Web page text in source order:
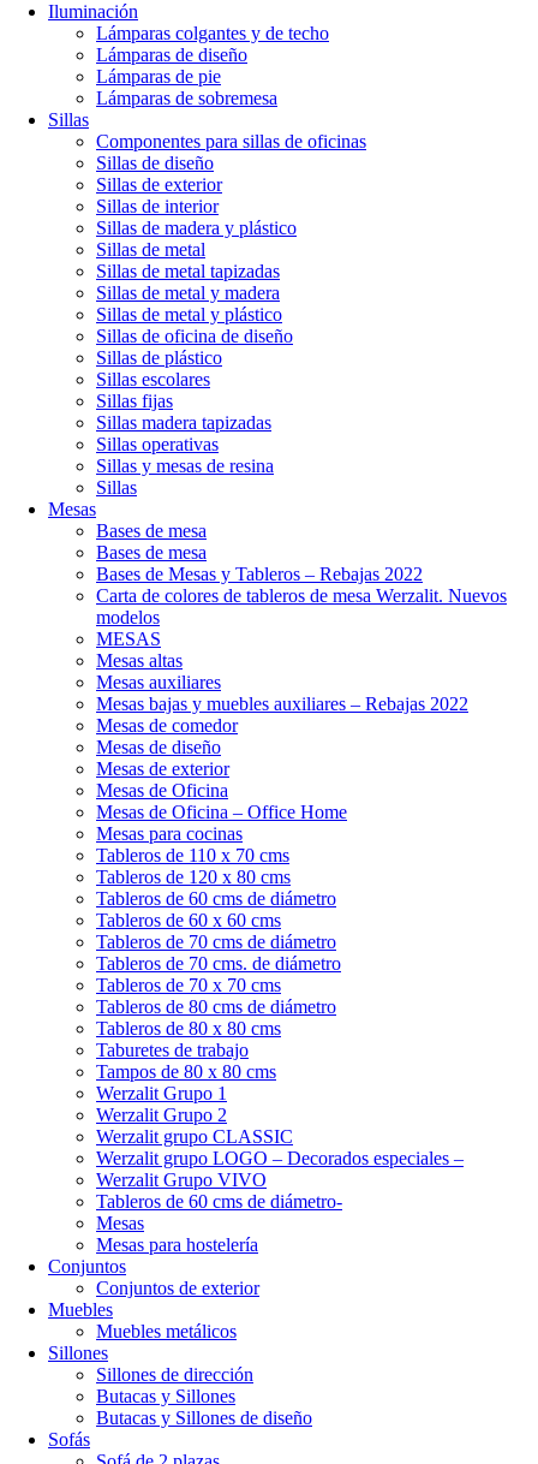
Iluminación
Lámparas colgantes y de techo
Lámparas de diseño
Lámparas de pie
Lámparas de sobremesa
Sillas
Componentes para sillas de oficinas
Sillas de diseño
Sillas de exterior
Sillas de interior
Sillas de madera y plástico
Sillas de metal
Sillas de metal tapizadas
Sillas de metal y madera
Sillas de metal y plástico
Sillas de oficina de diseño
Sillas de plástico
Sillas escolares
Sillas fijas
Sillas madera tapizadas
Sillas operativas
Sillas y mesas de resina
Sillas
Mesas
Bases de mesa
Bases de mesa
Bases de Mesas y Tableros – Rebajas 2022
Carta de colores de tableros de mesa Werzalit. Nuevos
modelos
MESAS
Mesas altas
Mesas auxiliares
Mesas bajas y muebles auxiliares – Rebajas 2022
Mesas de comedor
Mesas de diseño
Mesas de exterior
Mesas de Oficina
Mesas de Oficina – Office Home
Mesas para cocinas
Tableros de 110 x 70 cms
Tableros de 120 x 80 cms
Tableros de 60 cms de diámetro
Tableros de 60 x 60 cms
Tableros de 70 cms de diámetro
Tableros de 70 cms. de diámetro
Tableros de 70 x 70 cms
Tableros de 80 cms de diámetro
Tableros de 80 x 80 cms
Taburetes de trabajo
Tampos de 80 x 80 cms
Werzalit Grupo 1
Werzalit Grupo 2
Werzalit grupo CLASSIC
Werzalit grupo LOGO – Decorados especiales –
Werzalit Grupo VIVO
Tableros de 60 cms de diámetro-
Mesas
Mesas para hostelería
Conjuntos
Conjuntos de exterior
Muebles
Muebles metálicos
Sillones
Sillones de dirección
Butacas y Sillones
Butacas y Sillones de diseño
Sofás